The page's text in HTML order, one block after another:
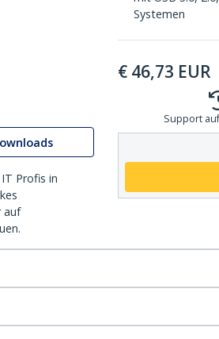
Profis in
auf
Systemen
€ 46,73 EUR
Support